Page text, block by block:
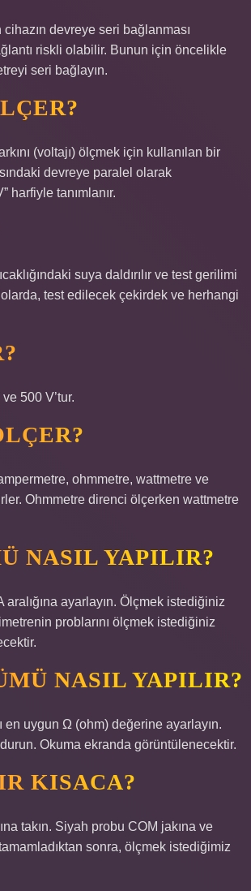
devreye seri bağlanması
riskli olabilir. Bunun için öncelikle
seri bağlayın.
(voltajı) ölçmek için kullanılan bir
devreye paralel olarak
harfiyle tanımlanır.
suya daldırılır ve test gerilimi
test edilecek çekirdek ve herhangi
500 V’tur.
ohmmetre, wattmetre ve
Ohmmetre direnci ölçerken wattmetre
NASIL YAPILIR?
ayarlayın. Ölçmek istediğiniz
problarını ölçmek istediğiniz
NASIL YAPILIR?
en uygun Ω (ohm) değerine ayarlayın.
Okuma ekranda görüntülenecektir.
KISACA?
takın. Siyah probu COM jakına ve
tamamladıktan sonra, ölçmek istediğimiz